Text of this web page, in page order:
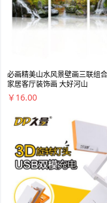
必画精美山水风景壁画三联组
家居客厅装饰画 大好河山
￥16.00